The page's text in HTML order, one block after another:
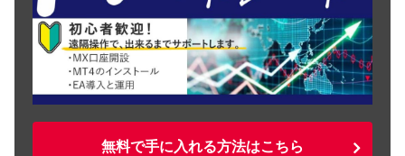
無料で手に入れる方法はこちら